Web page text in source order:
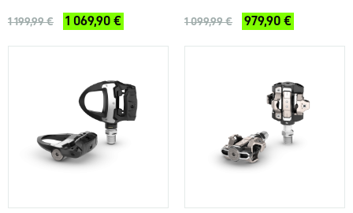
1 199,99 € 1 069,90 € 1 099,99 € 979,90 €